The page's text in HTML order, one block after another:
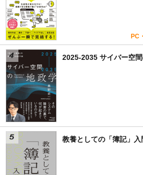
PC
2025-2035 サイバー空
教養としての「簿記」入